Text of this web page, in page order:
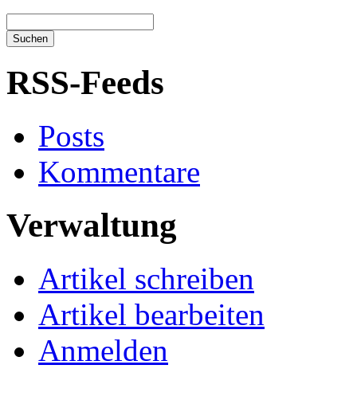
RSS-Feeds
Posts
Kommentare
Verwaltung
Artikel schreiben
Artikel bearbeiten
Anmelden